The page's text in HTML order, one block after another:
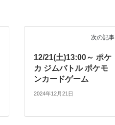
次の記事
12/21(土)13:00～ ポケ
カ ジムバトル ポケモ
ンカードゲーム
2024年12月21日